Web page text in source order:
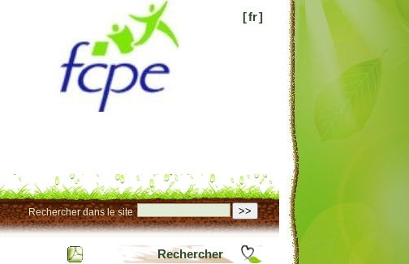
[fr]
>>
Rechercher dans le site
Rechercher